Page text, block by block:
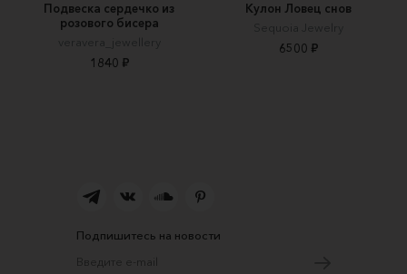
Подвеска сердечко из
розового бисера
veravera_jewellery
1840 ₽
Кулон Ловец снов
Sequoia Jewelry
6500 ₽
Подпишитесь на новости